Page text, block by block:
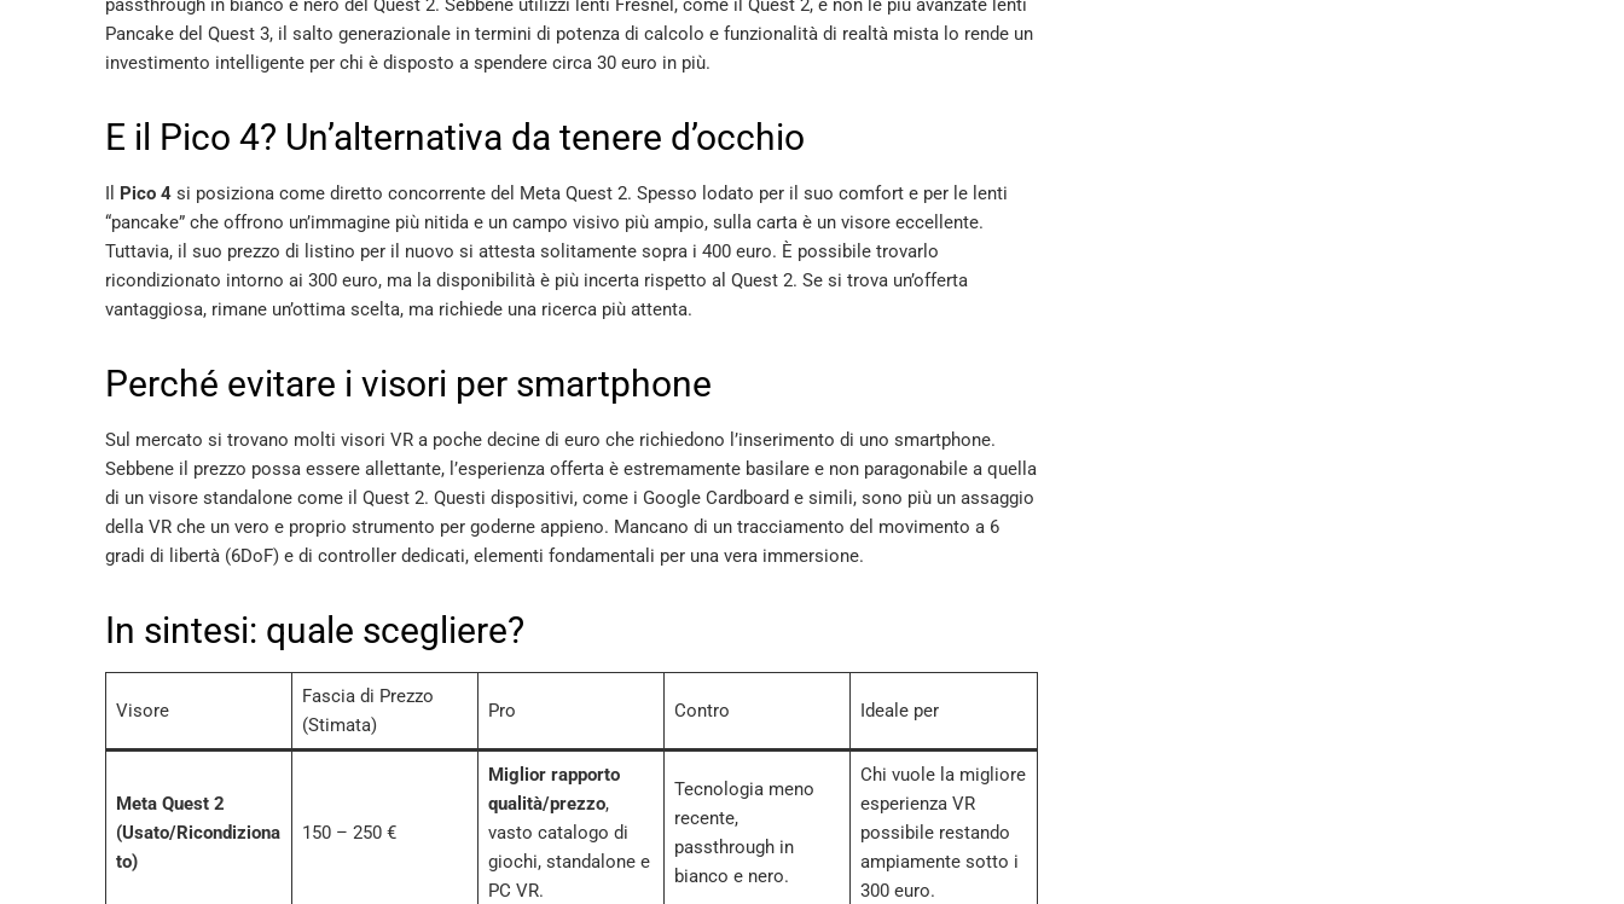
passthrough in bianco e nero del Quest 2. Sebbene utilizzi lenti Fresnel, come il Quest 2, e non le più avanzate lenti
Pancake del Quest 3, il salto generazionale in termini di potenza di calcolo e funzionalità di realtà mista lo rende un
investimento intelligente per chi è disposto a spendere circa 30 euro in più.
E il Pico 4? Un’alternativa da tenere d’occhio
Pico 4 si posiziona come diretto concorrente del Meta Quest 2. Spesso lodato per il suo comfort e per le lenti
“pancake” che offrono un’immagine più nitida e un campo visivo più ampio, sulla carta è un visore eccellente.
Tuttavia, il suo prezzo di listino per il nuovo si attesta solitamente sopra i 400 euro. È possibile trovarlo
ricondizionato intorno ai 300 euro, ma la disponibilità è più incerta rispetto al Quest 2. Se si trova un’offerta
vantaggiosa, rimane un’ottima scelta, ma richiede una ricerca più attenta.
Perché evitare i visori per smartphone
Sul mercato si trovano molti visori VR a poche decine di euro che richiedono l’inserimento di uno smartphone.
Sebbene il prezzo possa essere allettante, l’esperienza offerta è estremamente basilare e non paragonabile a quella
di un visore standalone come il Quest 2. Questi dispositivi, come i Google Cardboard e simili, sono più un assaggio
della VR che un vero e proprio strumento per goderne appieno. Mancano di un tracciamento del movimento a 6
gradi di libertà (6DoF) e di controller dedicati, elementi fondamentali per una vera immersione.
In sintesi: quale scegliere?
Visore
Fascia di Prezzo
(Stimata)
Pro Contro Ideale per
Meta Quest 2
(Usato/Ricondiziona
to)
150 – 250 €
Miglior rapporto
qualità/prezzo,
vasto catalogo di
giochi, standalone e
PC VR.
Tecnologia meno
recente,
passthrough in
bianco e nero.
Chi vuole la migliore
esperienza VR
possibile restando
ampiamente sotto i
300 euro.